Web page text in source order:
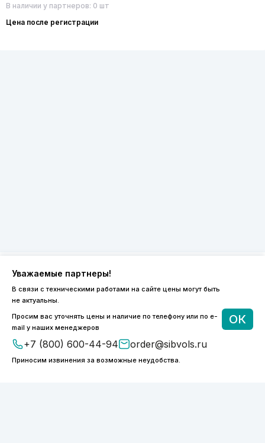
В наличии у партнеров: 0 шт
Цена после регистрации
Уважаемые партнеры!
В связи с техническими работами на сайте цены могут быть
не актуальны.
Просим вас уточнять цены и наличие по телефону или по e-
mail у наших менеджеров
+7 (800) 600-44-94 order@sibvols.ru
Приносим извинения за возможные неудобства.
ОК
8 (800) 600-44-94
ПН-ПТ 9:00 - 18:00
order@sibvols.ru
О компании
Каталог
Доставка и оплата
Контакты